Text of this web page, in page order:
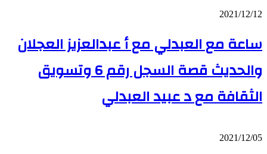
كاملة
تطوير
المنتجات
ساعة
العبدلي
مع
عبدالعزيز
العجلان
والحديث
قصة
6
2021/12/12
ساعة مع العبدلي مع أ عبدالعزيز العجلان
والحديث قصة السجل رقم 6 وتسويق
الثقافة مع د عبيد العبدلي
ساعه
2021/12/05